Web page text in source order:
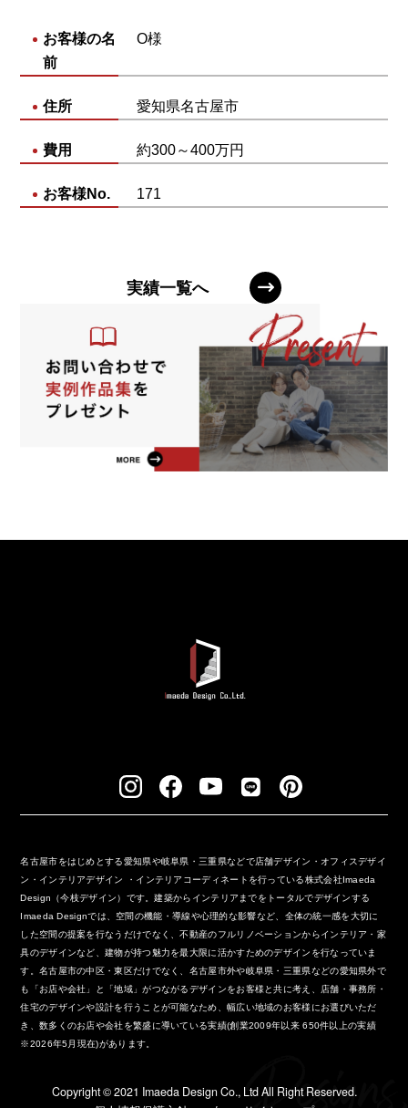
お客様の名
前
O様
住所 愛知県名古屋市
費用 約300～400万円
お客様No. 171
実績一覧へ
名古屋市をはじめとする愛知県や岐阜県・三重県などで店舗デザイン・オフィスデザイ
ン・インテリアデザイン ・インテリアコーディネートを行っている株式会社Imaeda
Design（今枝デザイン）です。建築からインテリアまでをトータルでデザインする
Imaeda Designでは、空間の機能・導線や心理的な影響など、全体の統一感を大切に
した空間の提案を行なうだけでなく、不動産のフルリノベーションからインテリア・家
具のデザインなど、建物が持つ魅力を最大限に活かすためのデザインを行なっていま
す。名古屋市の中区・東区だけでなく、名古屋市外や岐阜県・三重県などの愛知県外で
も「お店や会社」と「地域」がつながるデザインをお客様と共に考え、店舗・事務所・
住宅のデザインや設計を行うことが可能なため、幅広い地域のお客様にお選びいただ
き、数多くのお店や会社を繁盛に導いている実績(創業2009年以来 650件以上の実績
※2026年5月現在)があります。
Copyright ©︎ 2021 Imaeda Design Co., Ltd All Right Reserved.